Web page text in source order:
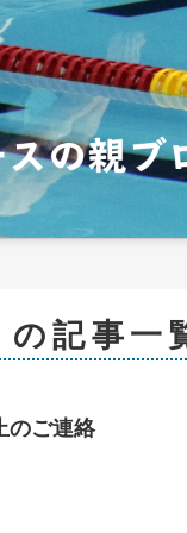
の記事一
のご連絡